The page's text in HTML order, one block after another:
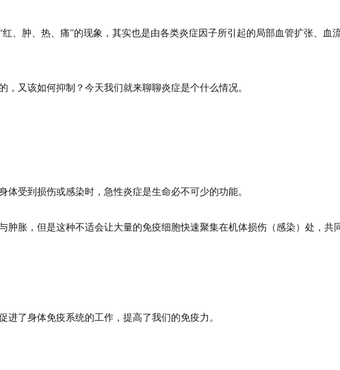
、肿、热、痛”的现象，其实也是由各类炎症因子所引起的局部血管扩张、血
又该如何抑制？今天我们就来聊聊炎症是个什么情况。
受到损伤或感染时，急性炎症是生命必不可少的功能。
肿胀，但是这种不适会让大量的免疫细胞快速聚集在机体损伤（感染）处，共
了身体免疫系统的工作，提高了我们的免疫力。